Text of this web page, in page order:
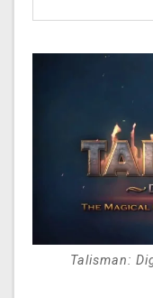
Talisman: